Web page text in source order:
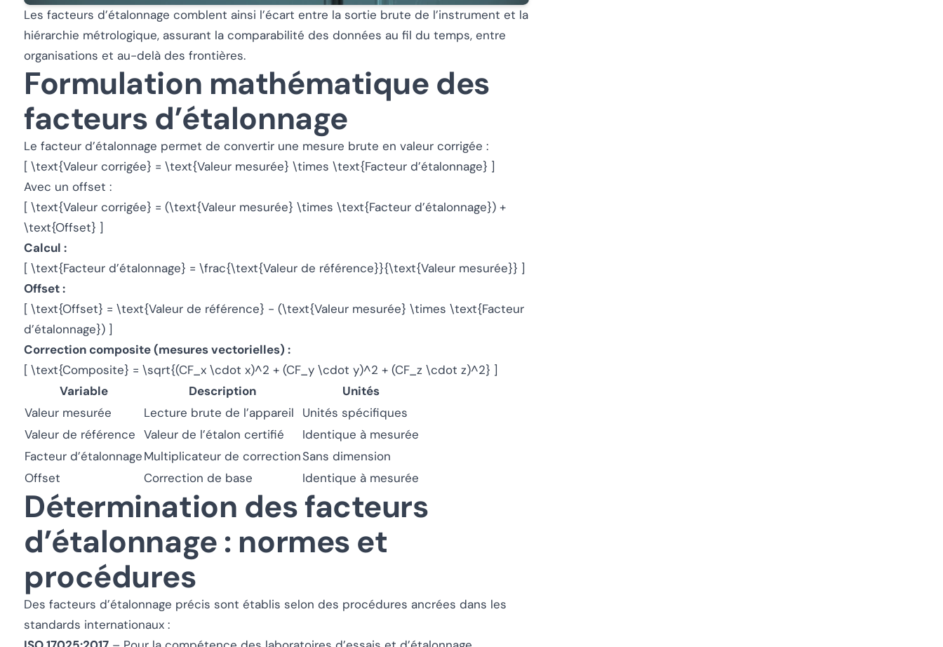
Les facteurs d’étalonnage comblent ainsi l’écart entre la sortie brute de l’instrument et la
hiérarchie métrologique, assurant la comparabilité des données au fil du temps, entre
organisations et au-delà des frontières.
Formulation mathématique des
facteurs d’étalonnage
Le facteur d’étalonnage permet de convertir une mesure brute en valeur corrigée :
[ \text{Valeur corrigée} = \text{Valeur mesurée} \times \text{Facteur d’étalonnage} ]
Avec un offset :
[ \text{Valeur corrigée} = (\text{Valeur mesurée} \times \text{Facteur d’étalonnage}) +
\text{Offset} ]
Calcul :
[ \text{Facteur d’étalonnage} = \frac{\text{Valeur de référence}}{\text{Valeur mesurée}} ]
Offset :
[ \text{Offset} = \text{Valeur de référence} - (\text{Valeur mesurée} \times \text{Facteur
d’étalonnage}) ]
Correction composite (mesures vectorielles) :
[ \text{Composite} = \sqrt{(CF_x \cdot x)^2 + (CF_y \cdot y)^2 + (CF_z \cdot z)^2} ]
Variable
Description
Unités
Valeur mesurée
Lecture brute de l’appareil
Unités spécifiques
Valeur de référence Valeur de l’étalon certifié
Identique à mesurée
Facteur d’étalonnageMultiplicateur de correctionSans dimension
Offset
Correction de base Identique à mesurée
Détermination des facteurs
d’étalonnage : normes et
procédures
Des facteurs d’étalonnage précis sont établis selon des procédures ancrées dans les
standards internationaux :